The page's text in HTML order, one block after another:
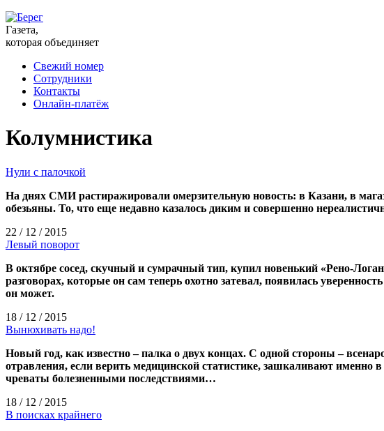
Газета,
которая объединяет
Свежий номер
Сотрудники
Контакты
Онлайн-платёж
Колумнистика
Нули с палочкой
На днях СМИ растиражировали омерзительную новость: в Казани, в
обезьяны. То, что еще недавно казалось диким и совершенно
22 / 12 / 2015
Левый поворот
В октябре сосед, скучный и сумрачный тип, купил новенький «Рено-
разговорах, которые он сам теперь охотно затевал, появилась
он может.
18 / 12 / 2015
Вынюхивать надо!
Новый год, как известно – палка о двух концах. С одной стороны –
отравления, если верить медицинской статистике, зашкаливают именно
чреваты болезненными последствиями…
18 / 12 / 2015
В поисках крайнего